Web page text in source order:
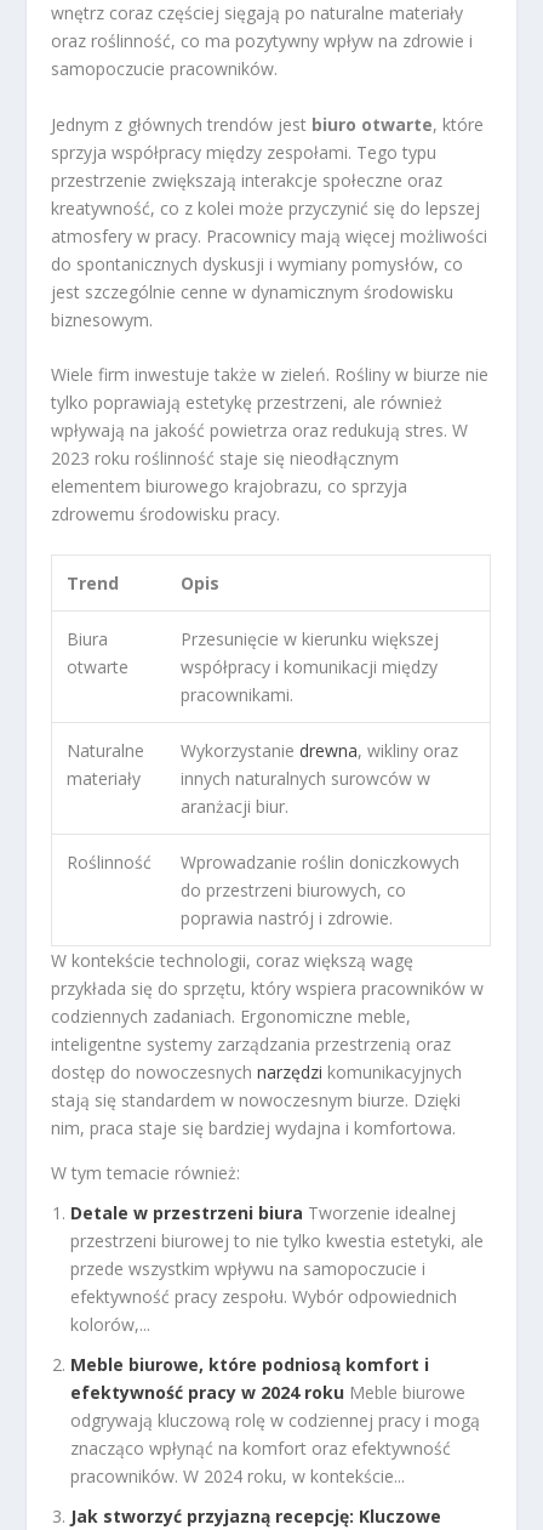
wnętrz coraz częściej sięgają po naturalne materiały
oraz roślinność, co ma pozytywny wpływ na zdrowie i
samopoczucie pracowników.
Jednym z głównych trendów jest biuro otwarte, które
sprzyja współpracy między zespołami. Tego typu
przestrzenie zwiększają interakcje społeczne oraz
kreatywność, co z kolei może przyczynić się do lepszej
atmosfery w pracy. Pracownicy mają więcej możliwości
do spontanicznych dyskusji i wymiany pomysłów, co
jest szczególnie cenne w dynamicznym środowisku
biznesowym.
Wiele firm inwestuje także w zieleń. Rośliny w biurze nie
tylko poprawiają estetykę przestrzeni, ale również
wpływają na jakość powietrza oraz redukują stres. W
2023 roku roślinność staje się nieodłącznym
elementem biurowego krajobrazu, co sprzyja
zdrowemu środowisku pracy.
Trend Opis
Biura
otwarte
Przesunięcie w kierunku większej
współpracy i komunikacji między
pracownikami.
Naturalne
materiały
Wykorzystanie drewna, wikliny oraz
innych naturalnych surowców w
aranżacji biur.
Roślinność
Wprowadzanie roślin doniczkowych
do przestrzeni biurowych, co
poprawia nastrój i zdrowie.
W kontekście technologii, coraz większą wagę
przykłada się do sprzętu, który wspiera pracowników w
codziennych zadaniach. Ergonomiczne meble,
inteligentne systemy zarządzania przestrzenią oraz
dostęp do nowoczesnychnarzędzi komunikacyjnych
stają się standardem w nowoczesnym biurze. Dzięki
nim, praca staje się bardziej wydajna i komfortowa.
W tym temacie również:
Detale w przestrzeni biura Tworzenie idealnej
przestrzeni biurowej to nie tylko kwestia estetyki, ale
przede wszystkim wpływu na samopoczucie i
efektywność pracy zespołu. Wybór odpowiednich
kolorów,...
Meble biurowe, które podniosą komfort i
efektywność pracy w 2024 roku Meble biurowe
odgrywają kluczową rolę w codziennej pracy i mogą
znacząco wpłynąć na komfort oraz efektywność
pracowników. W 2024 roku, w kontekście...
Jak stworzyć przyjazną recepcję: Kluczowe